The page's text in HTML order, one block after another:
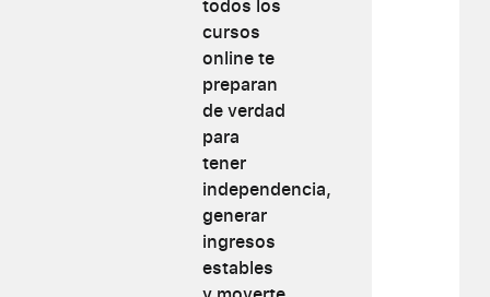
todos los
cursos
online te
preparan
de verdad
para
tener
independencia,
generar
ingresos
estables